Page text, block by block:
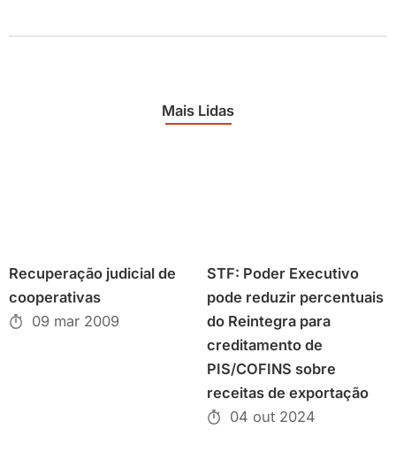
Mais Lidas
Recuperação judicial de
cooperativas
09 mar 2009
STF: Poder Executivo
pode reduzir percentuais
do Reintegra para
creditamento de
PIS/COFINS sobre
receitas de exportação
04 out 2024